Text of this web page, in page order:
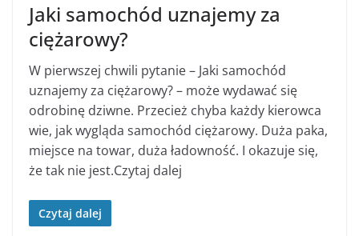
Jaki samochód uznajemy za
ciężarowy?
W pierwszej chwili pytanie – Jaki samochód
uznajemy za ciężarowy? – może wydawać się
odrobinę dziwne. Przecież chyba każdy kierowca
wie, jak wygląda samochód ciężarowy. Duża paka,
miejsce na towar, duża ładowność. I okazuje się,
że tak nie jest.Czytaj dalej
Czytaj dalej